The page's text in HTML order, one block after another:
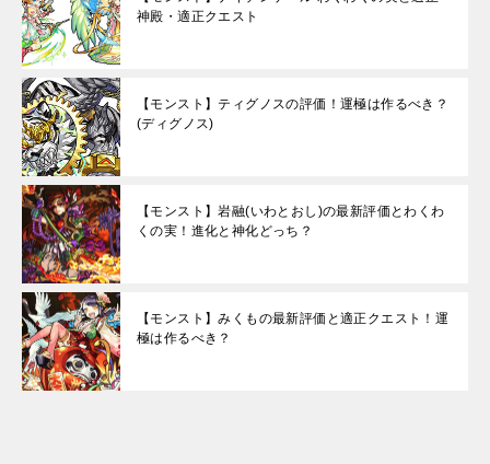
神殿・適正クエスト
【モンスト】ティグノスの評価！運極は作るべき？
(ディグノス)
【モンスト】岩融(いわとおし)の最新評価とわくわ
くの実！進化と神化どっち？
【モンスト】みくもの最新評価と適正クエスト！運
極は作るべき？